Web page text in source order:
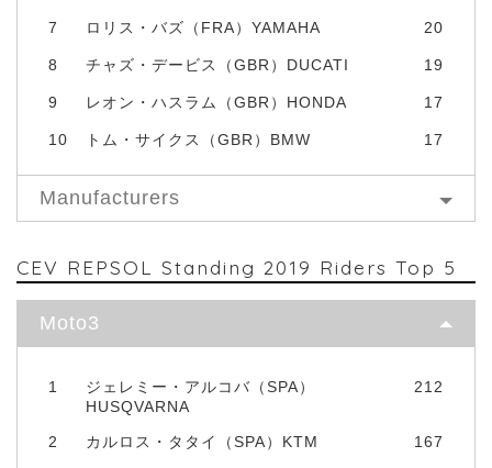
7 ロリス・バズ（FRA）YAMAHA 20
8 チャズ・デービス（GBR）DUCATI 19
9 レオン・ハスラム（GBR）HONDA 17
10 トム・サイクス（GBR）BMW 17
Manufacturers
CEV REPSOL Standing 2019 Riders Top 5
Moto3
1
ジェレミー・アルコバ（SPA）
HUSQVARNA
212
2 カルロス・タタイ（SPA）KTM 167